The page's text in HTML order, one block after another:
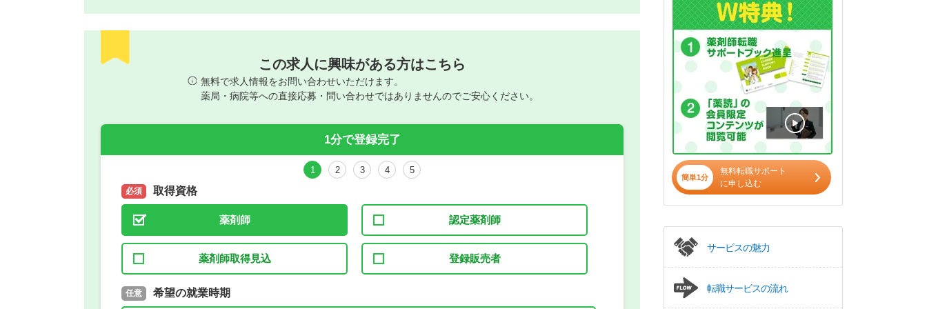
この求人に興味がある方はこちら
無料で求人情報をお問い合わせいただけます。
薬局・病院等への直接応募・問い合わせではありませんのでご安心ください。
1分で登録完了
1 2 3 4 5
必須 取得資格
薬剤師 認定薬剤師
薬剤師取得見込 登録販売者
必須 取得予定年
任意 希望の就業時期
希望の働き方
簡単1分
無料転職サポート
に申し込む
サービスの魅力
転職サービスの流れ